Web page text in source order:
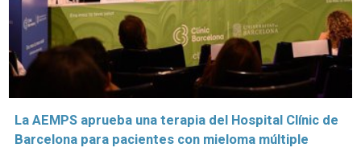
La AEMPS aprueba una terapia del Hospital Clínic de
Barcelona para pacientes con mieloma múltiple